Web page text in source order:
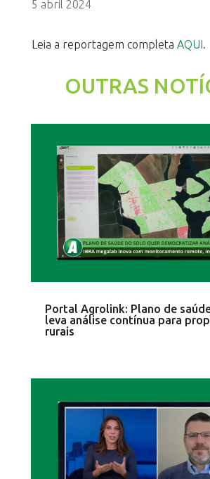
5 abril 2024
Leia a reportagem completa AQUI.
OUTRAS
Portal Agrolink: Plano de
leva análise contínua para
rurais